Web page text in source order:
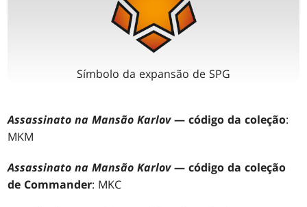
Símbolo da expansão de SPG
Assassinato na Mansão Karlov— código da coleção:
MKM
Assassinato na Mansão Karlov— código da coleção
de Commander: MKC